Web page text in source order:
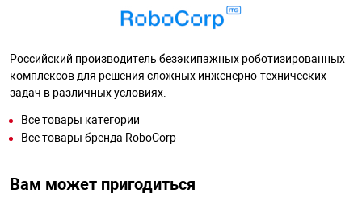
Российский производитель безэкипажных роботизированных
комплексов для решения сложных инженерно-технических
задач в различных условиях.
Все товары категории
Все товары бренда RoboCorp
Вам может пригодиться